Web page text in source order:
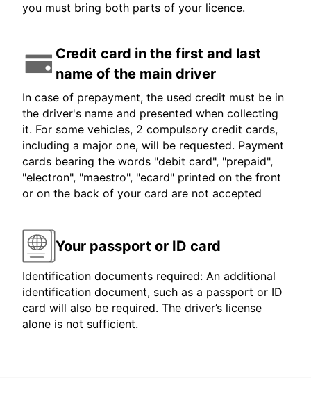
you must bring both parts of your licence.
Credit card in the first and last
name of the main driver
In case of prepayment, the used credit must be in
the driver's name and presented when collecting
it. For some vehicles, 2 compulsory credit cards,
including a major one, will be requested. Payment
cards bearing the words "debit card", "prepaid",
"electron", "maestro", "ecard" printed on the front
or on the back of your card are not accepted
Your passport or ID card
Identification documents required: An additional
identification document, such as a passport or ID
card will also be required. The driver’s license
alone is not sufficient.